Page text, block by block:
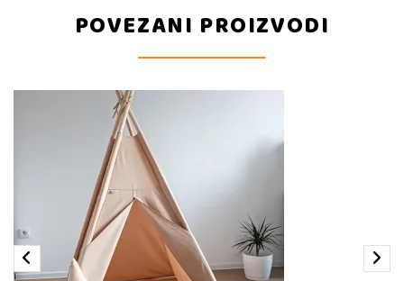
POVEZANI PROIZVODI